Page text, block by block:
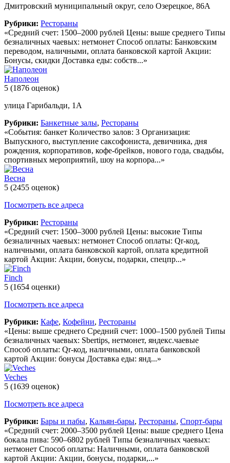
Дмитровский муниципальный округ, село Озерецкое, 86А
Рубрики: Рестораны
«Средний счет: 1500–2000 рублей Цены: выше среднего Типы
безналичных чаевых: нетмонет Способ оплаты: Банковским
переводом, наличными, оплата банковской картой Акции:
Бонусы, скидки Доставка еды: собств...»
Наполеон
5 (1876 оценок)
улица Гарибальди, 1А
Рубрики: Банкетные залы, Рестораны
«События: банкет Количество залов: 3 Организация:
Выпускного, выступление саксофониста, девичника, дня
рождения, корпоративов, кофе-брейков, нового года, свадьбы,
спортивных мероприятий, шоу на корпора...»
Весна
5 (2455 оценок)
Посмотреть все адреса
Рубрики: Рестораны
«Средний счет: 1500–3000 рублей Цены: высокие Типы
безналичных чаевых: нетмонет Способ оплаты: Qr-код,
наличными, оплата банковской картой, оплата кредитной
картой Акции: Акции, бонусы, подарки, спецпр...»
Finch
5 (1654 оценки)
Посмотреть все адреса
Рубрики: Кафе, Кофейни, Рестораны
«Цены: выше среднего Средний счет: 1000–1500 рублей Типы
безналичных чаевых: Sbertips, нетмонет, яндекс.чаевые
Способ оплаты: Qr-код, наличными, оплата банковской
картой Акции: бонусы Доставка еды: янд...»
Veches
5 (1639 оценок)
Посмотреть все адреса
Рубрики: Бары и пабы, Кальян-бары, Рестораны, Спорт-бары
«Средний счет: 2000–3500 рублей Цены: выше среднего Цена
бокала пива: 590–6802 рублей Типы безналичных чаевых:
нетмонет Способ оплаты: Наличными, оплата банковской
картой Акции: Акции, бонусы, подарки,...»